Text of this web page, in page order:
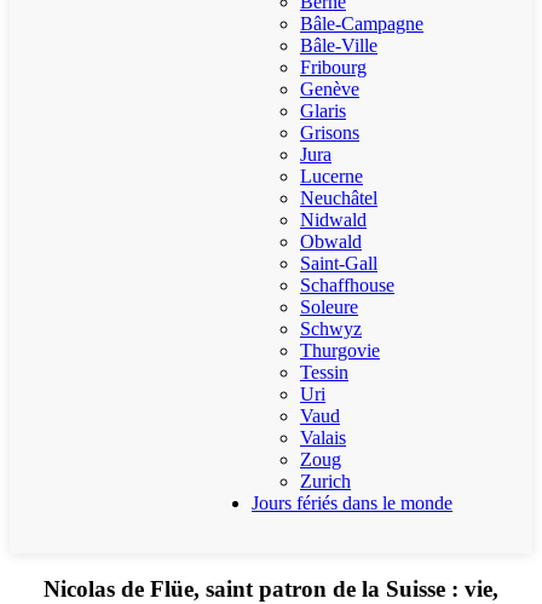
Bâle-Campagne
Bâle-Ville
Fribourg
Genève
Glaris
Grisons
Jura
Lucerne
Neuchâtel
Nidwald
Obwald
Saint-Gall
Schaffhouse
Soleure
Schwyz
Thurgovie
Tessin
Uri
Vaud
Valais
Zoug
Zurich
Jours fériés dans le monde
Nicolas de Flüe, saint patron de la Suisse : vie,